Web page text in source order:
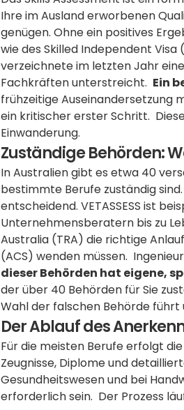
Ihre im Ausland erworbenen
genügen. Ohne ein positives
wie des Skilled Independent Visa
verzeichnete im letzten Jahr
Fachkräften unterstreicht. Ein
frühzeitige Auseinandersetzung
ein kritischer erster Schritt.
Einwanderung.
Zuständige Behörden:
In Australien gibt es etwa 40
bestimmte Berufe zuständig
entscheidend. VETASSESS ist
Unternehmensberatern bis zu
Australia (TRA) die richtige
(ACS) wenden müssen.
dieser Behörden hat eigene,
der über 40 Behörden für Sie
Wahl der falschen Behörde führt
Der Ablauf des
Für die meisten Berufe erfolgt
Zeugnisse, Diplome und
Gesundheitswesen und bei
erforderlich sein.  Der Prozess